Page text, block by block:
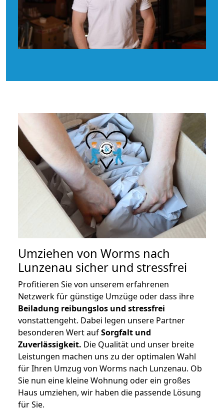
Umziehen von Worms nach
Lunzenau sicher und stressfrei
Profitieren Sie von unserem erfahrenen
Netzwerk für günstige Umzüge oder dass ihre
Beiladung reibungslos und stressfrei
vonstattengeht. Dabei legen unsere Partner
besonderen Wert aufSorgfalt und
Zuverlässigkeit. Die Qualität und unser breite
Leistungen machen uns zu der optimalen Wahl
für Ihren Umzug von Worms nach Lunzenau. Ob
Sie nun eine kleine Wohnung oder ein großes
Haus umziehen, wir haben die passende Lösung
für Sie.